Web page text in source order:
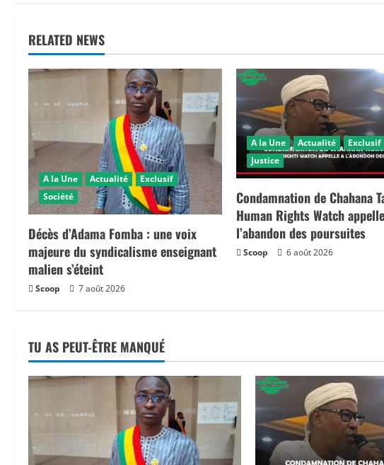
n
a
v
i
g
a
t
i
o
RELATED NEWS
A la Une Actualité
Exclusif
Société
Décès d’Adama Fomba : une voix
majeure du syndicalisme enseignant
malien s’éteint
Scoop 7 août 2026
A la Une Actualité
Exclusif
Justice
Condamnation de Chahana
Human Rights Watch
l’abandon des poursuites
Scoop 6 août 2026
TU AS PEUT-ÊTRE MANQUÉ